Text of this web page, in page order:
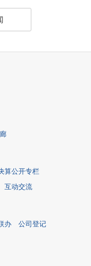
算公开专栏
互动交流
办
公司登记